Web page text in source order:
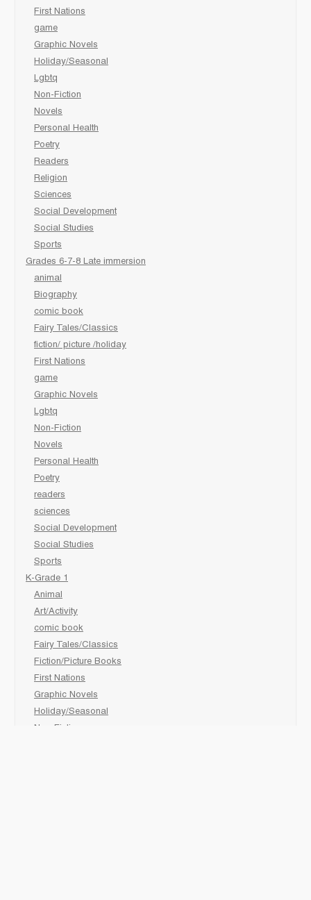
First Nations
game
Graphic Novels
Holiday/Seasonal
Lgbtq
Non-Fiction
Novels
Personal Health
Poetry
Readers
Religion
Sciences
Social Development
Social Studies
Sports
Grades 6-7-8 Late immersion
animal
Biography
comic book
Fairy Tales/Classics
fiction/ picture /holiday
First Nations
game
Graphic Novels
Lgbtq
Non-Fiction
Novels
Personal Health
Poetry
readers
sciences
Social Development
Social Studies
Sports
K-Grade 1
Animal
Art/Activity
comic book
Fairy Tales/Classics
Fiction/Picture Books
First Nations
Graphic Novels
Holiday/Seasonal
Non-Fiction